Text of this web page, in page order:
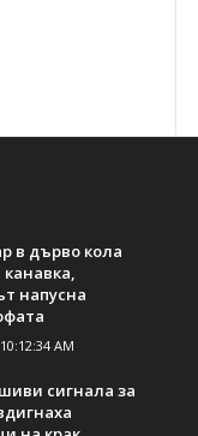
в дърво кола
напусна
AM
сигнала за